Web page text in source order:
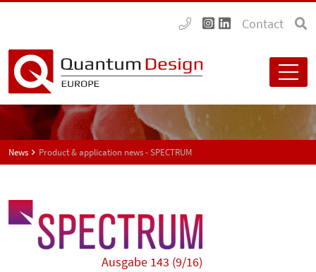
Contact
News Product & application news - SPECTRUM
Ausgabe 143 (9/16)